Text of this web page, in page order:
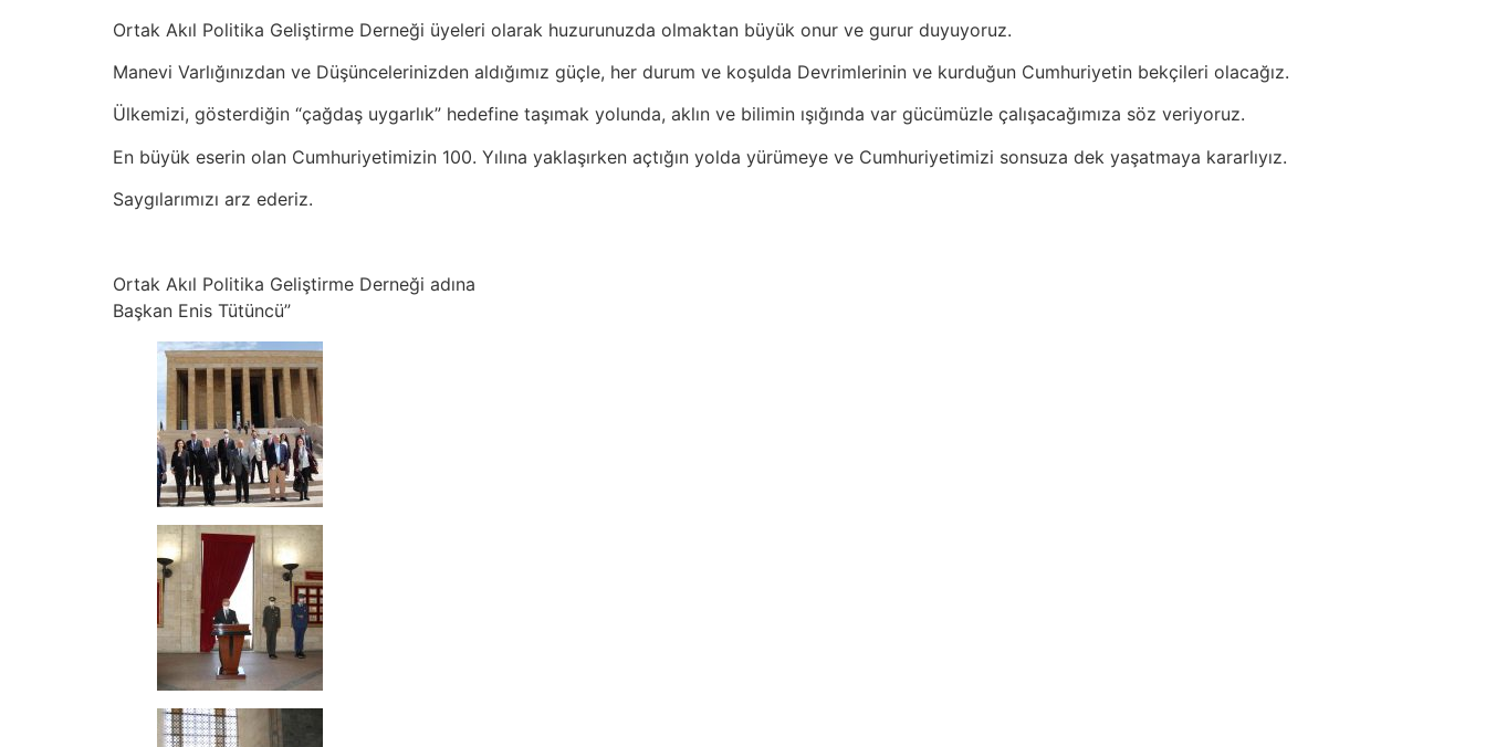
Ortak Akıl Politika Geliştirme Derneği üyeleri olarak huzurunuzda olmaktan büyük onur ve gurur duyuyoruz.
Manevi Varlığınızdan ve Düşüncelerinizden aldığımız güçle, her durum ve koşulda Devrimlerinin ve kurduğun Cumhuriyetin bekçileri olacağız.
Ülkemizi, gösterdiğin “çağdaş uygarlık” hedefine taşımak yolunda, aklın ve bilimin ışığında var gücümüzle çalışacağımıza söz veriyoruz.
En büyük eserin olan Cumhuriyetimizin 100. Yılına yaklaşırken açtığın yolda yürümeye ve Cumhuriyetimizi sonsuza dek yaşatmaya kararlıyız.
Saygılarımızı arz ederiz.
Ortak Akıl Politika Geliştirme Derneği adına
Başkan Enis Tütüncü”